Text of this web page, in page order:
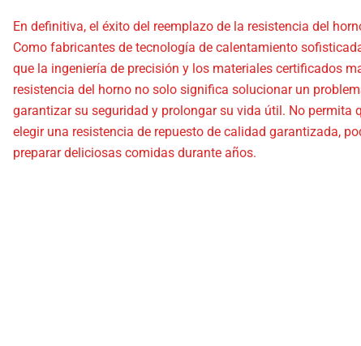
En definitiva, el éxito del reemplazo de la resistencia del
Como fabricantes de tecnología de calentamiento
que la ingeniería de precisión y los materiales certificados
resistencia del horno no solo significa solucionar un
garantizar su seguridad y prolongar su vida útil. No permita
elegir una resistencia de repuesto de calidad garantizada,
preparar deliciosas comidas durante años.